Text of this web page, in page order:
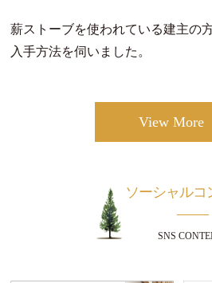
薪ストーブを使われている建主の
入手方法を伺いました。
View More
ソーシャルコ
SNS